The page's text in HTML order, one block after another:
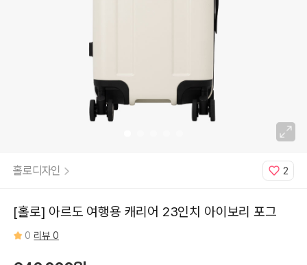
홀로디자인 2
[홀로] 아르도 여행용 캐리어 23인치 아이보리 포그
0 리뷰 0